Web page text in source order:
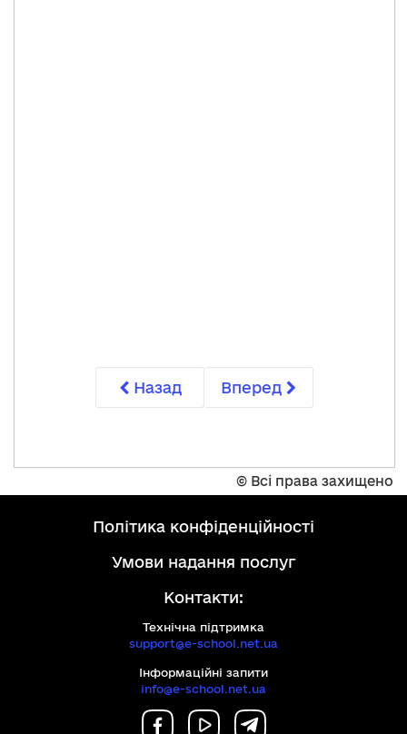
Назад Вперед
© Всі права захищено
політика конфіденційності
умови надання послуг
Контакти:
Технічна підтримка
support@e-school.net.ua
Інформаційні запити
info@e-school.net.ua